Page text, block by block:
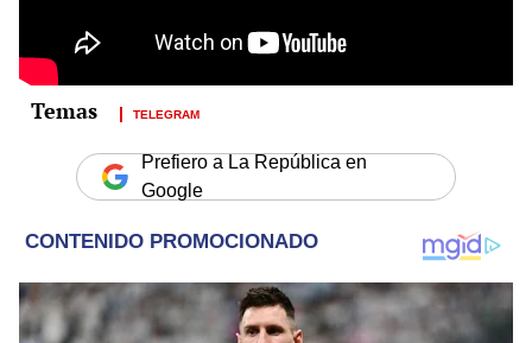
TELEGRAM
Prefiero a La República en
Google